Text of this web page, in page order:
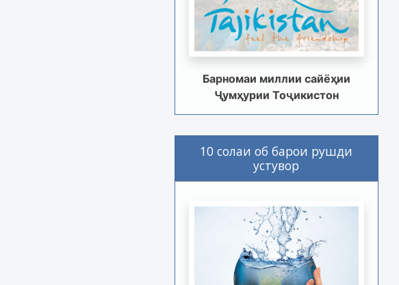
Барномаи миллии сайёҳии
Ҷумҳурии Тоҷикистон
10 солаи об барои рушди
устувор